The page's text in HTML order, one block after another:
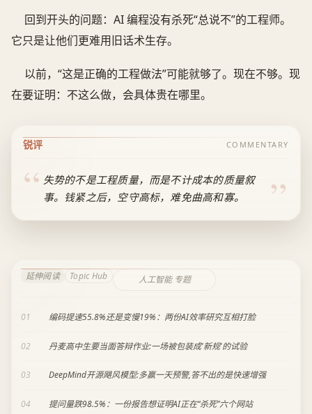
回到开头的问题：AI 编程没有杀死“总说不”的工程师。
它只是让他们更难用旧话术生存。
以前，“这是正确的工程做法”可能就够了。现在不够。现
在要证明：不这么做，会具体贵在哪里。
锐评 COMMENTARY
失势的不是工程质量，而是不计成本的质量叙
事。钱紧之后，空守高标，难免曲高和寡。
延伸阅读 Topic Hub 人工智能 专题
01 编码提速55.8%还是变慢19%：两份AI效率研究互相打脸
02 丹麦高中生要当面答辩作业:一场被包装成'新规'的试验
03 DeepMind开源飓风模型:多赢一天预警,答不出的是快速增强
04 提问量跌98.5%：一份报告想证明AI正在“杀死”六个网站